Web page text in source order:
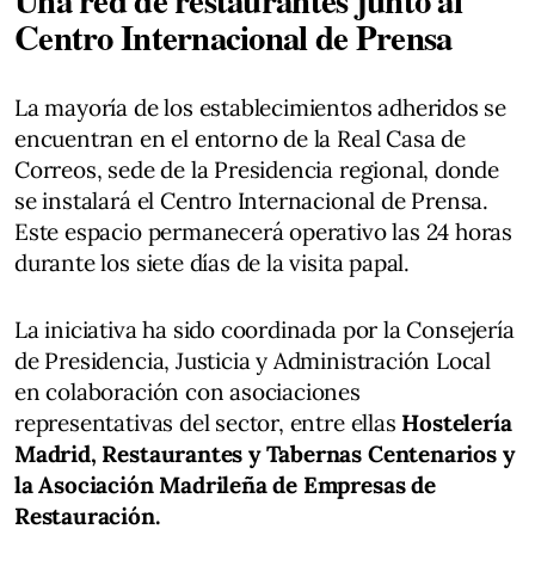
Centro Internacional de Prensa
La mayoría de los establecimientos adheridos se
encuentran en el entorno de la Real Casa de
Correos, sede de la Presidencia regional, donde
se instalará el Centro Internacional de Prensa.
Este espacio permanecerá operativo las 24 horas
durante los siete días de la visita papal.
La iniciativa ha sido coordinada por la Consejería
de Presidencia, Justicia y Administración Local
en colaboración con asociaciones
representativas del sector, entre ellas Hostelería
Madrid, Restaurantes y Tabernas Centenarios y
la Asociación Madrileña de Empresas de
Restauración.